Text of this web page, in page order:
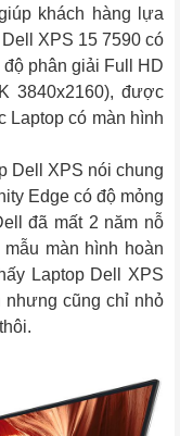
khách hàng lựa
XPS 15 7590 có
phân giải Full HD
3840x2160), được
Laptop có màn hình
Dell XPS nói chung
Edge có độ mỏng
đã mất 2 năm nỗ
màn hình hoàn
Laptop Dell XPS
nhưng cũng chỉ nhỏ